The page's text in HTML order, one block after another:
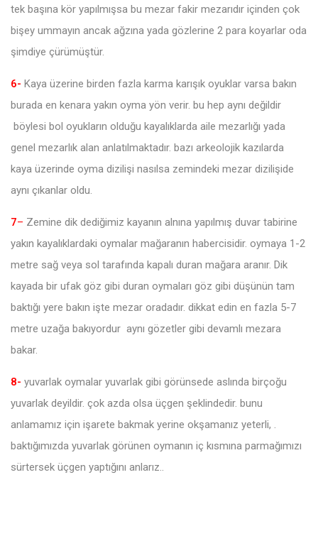
tek başına kör yapılmışsa bu mezar fakir mezarıdır içinden çok
bişey ummayın ancak ağzına yada gözlerine 2 para koyarlar oda
şimdiye çürümüştür.
6- Kaya üzerine birden fazla karma karışık oyuklar varsa bakın
burada en kenara yakın oyma yön verir. bu hep aynı değildir
böylesi bol oyukların olduğu kayalıklarda aile mezarlığı yada
genel mezarlık alan anlatılmaktadır. bazı arkeolojik kazılarda
kaya üzerinde oyma dizilişi nasılsa zemindeki mezar dizilişide
aynı çıkanlar oldu.
7– Zemine dik dediğimiz kayanın alnına yapılmış duvar tabirine
yakın kayalıklardaki oymalar mağaranın habercisidir. oymaya 1-2
metre sağ veya sol tarafında kapalı duran mağara aranır. Dik
kayada bir ufak göz gibi duran oymaları göz gibi düşünün tam
baktığı yere bakın işte mezar oradadır. dikkat edin en fazla 5-7
metre uzağa bakıyordur aynı gözetler gibi devamlı mezara
bakar.
8- yuvarlak oymalar yuvarlak gibi görünsede aslında birçoğu
yuvarlak deyildir. çok azda olsa üçgen şeklindedir. bunu
anlamamız için işarete bakmak yerine okşamanız yeterli, .
baktığımızda yuvarlak görünen oymanın iç kısmına parmağımızı
sürtersek üçgen yaptığını anlarız..